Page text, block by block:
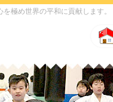
極め世界の平和に貢献します。